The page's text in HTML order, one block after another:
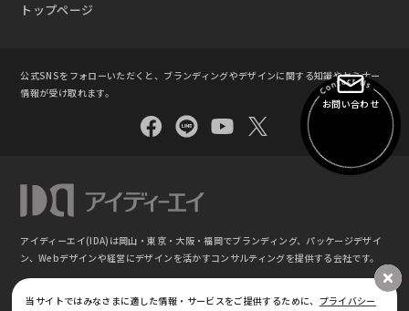
トップページ
公式SNSをフォローいただくと、ブランディングやデザインに関する知識やセミナー
情報が受け取れます。
アイディーエイ(IDA)は岡山・東京・大阪・福岡でブランディング、パッケージデザイ
ン、Webデザインや経営にデザインを活かすコンサルティングを提供する会社です。
©
ブランディング・パッケージデザイン｜株式会社アイディーエイ IDA(東京 ⼤阪 岡⼭
当サイトではみなさまに適した情報・サービスをご提供するために、 プライバシー
お問い合わせ